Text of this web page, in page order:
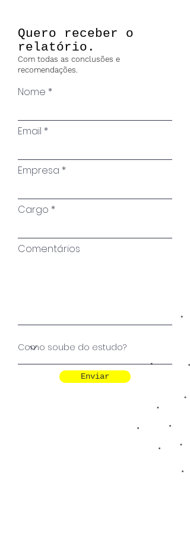
Quero receber o
relatório.
Com todas as conclusões e
recomendações.
Nome
Email
Empresa
Cargo
Comentários
Enviar